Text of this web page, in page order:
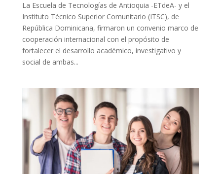
La Escuela de Tecnologías de Antioquia -ETdeA- y el
Instituto Técnico Superior Comunitario (ITSC), de
República Dominicana, firmaron un convenio marco de
cooperación internacional con el propósito de
fortalecer el desarrollo académico, investigativo y
social de ambas...